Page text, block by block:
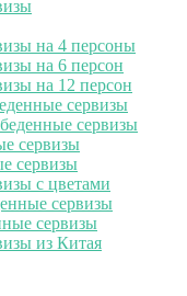
на 4 персоны
на 6 персон
на 12 персон
сервизы
сервизы
сервизы
сервизы
с цветами
сервизы
сервизы
из Китая